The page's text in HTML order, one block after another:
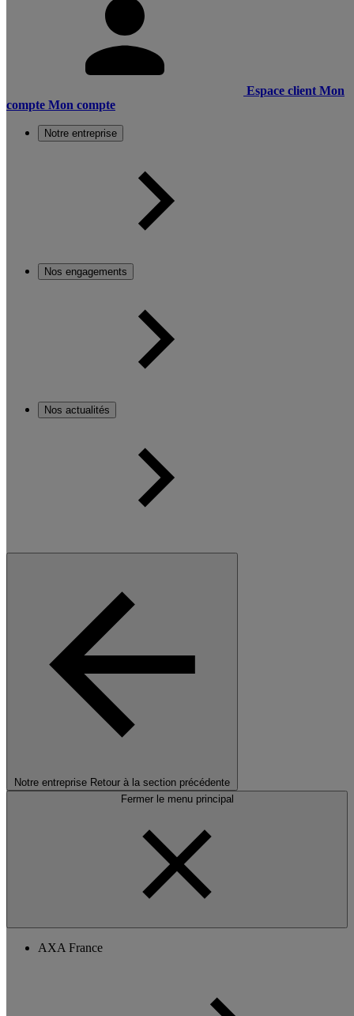
Espace client Mon
compte Mon compte
Notre entreprise
Nos engagements
Nos actualités
Notre entreprise Retour à la section précédente
Fermer le menu principal
AXA France